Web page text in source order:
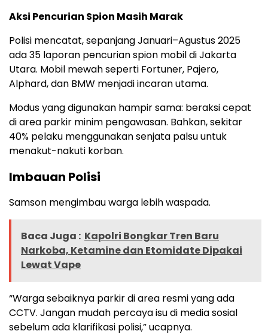
Aksi Pencurian Spion Masih Marak
Polisi mencatat,sepanjangJanuari–Agustus2025
ada35 laporan pencurianspion mobildi Jakarta
Utara. Mobil mewahseperti Fortuner, Pajero,
Alphard, dan BMW menjadiincaranutama.
Modus yangdigunakan hampirsama: beraksicepat
di area parkir minim pengawasan. Bahkan,sekitar
40% pelaku menggunakansenjata palsuuntuk
menakut-nakuti korban.
Imbauan Polisi
Samson mengimbauwarga lebihwaspada.
Baca Juga : Kapolri Bongkar Tren Baru
Narkoba, Ketamine dan Etomidate Dipakai
Lewat Vape
“Wargasebaiknya parkirdi area resmiyangada
CCTV. Jangan mudah percayaisudi mediasosial
sebelumada klarifikasi polisi,”ucapnya.